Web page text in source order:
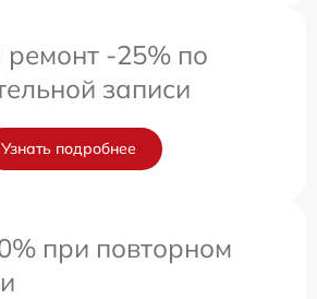
-25% по
записи
Узнать подробнее
при повторном